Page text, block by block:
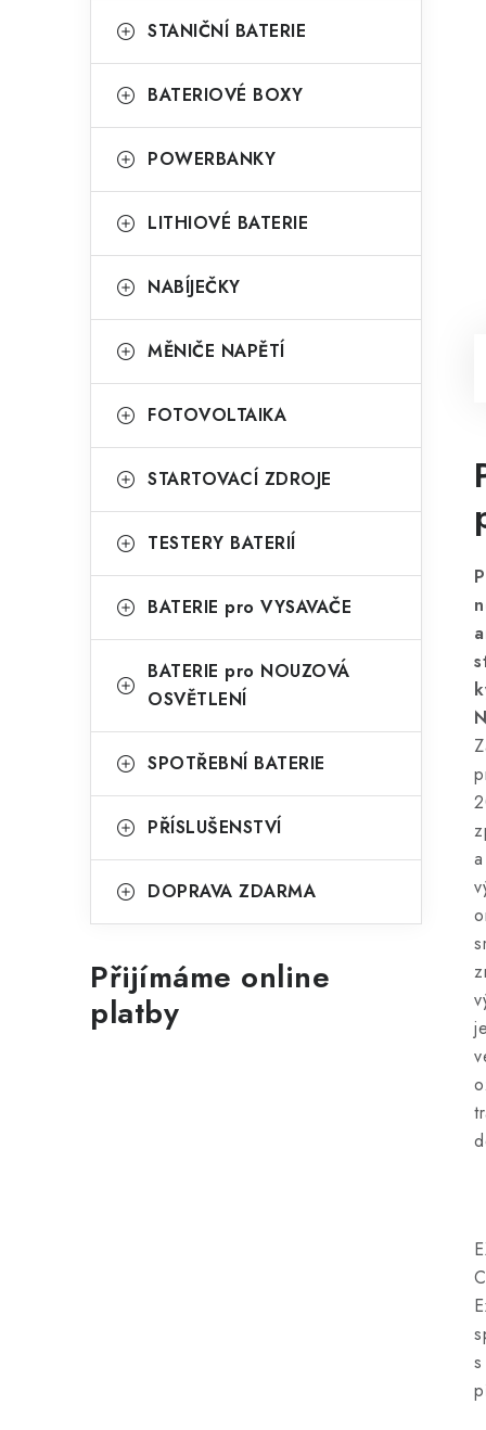
STANIČNÍ BATERIE
BATERIOVÉ BOXY
POWERBANKY
LITHIOVÉ BATERIE
NABÍJEČKY
MĚNIČE NAPĚTÍ
FOTOVOLTAIKA
STARTOVACÍ ZDROJE
TESTERY BATERIÍ
BATERIE pro VYSAVAČE
BATERIE pro NOUZOVÁ
OSVĚTLENÍ
SPOTŘEBNÍ BATERIE
PŘÍSLUŠENSTVÍ
DOPRAVA ZDARMA
Přijímáme online
platby